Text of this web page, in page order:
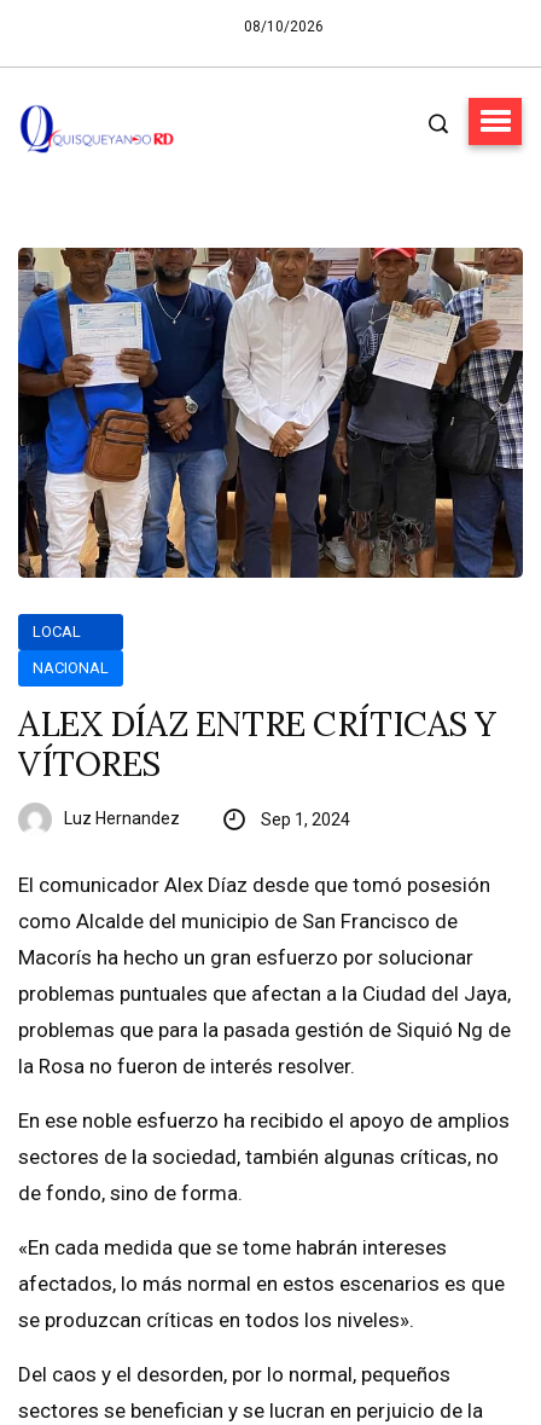
08/10/2026
LOCAL
NACIONAL
ALEX DÍAZ ENTRE CRÍTICAS Y
VÍTORES
Luz Hernandez Sep 1, 2024
El comunicador Alex Díaz desde que tomó posesión
como Alcalde del municipio de San Francisco de
Macorís ha hecho un gran esfuerzo por solucionar
problemas puntuales que afectan a la Ciudad del Jaya,
problemas que para la pasada gestión de Siquió Ng de
la Rosa no fueron de interés resolver.
En ese noble esfuerzo ha recibido el apoyo de amplios
sectores de la sociedad, también algunas críticas, no
de fondo, sino de forma.
«En cada medida que se tome habrán intereses
afectados, lo más normal en estos escenarios es que
se produzcan críticas en todos los niveles».
Del caos y el desorden, por lo normal, pequeños
sectores se benefician y se lucran en perjuicio de la